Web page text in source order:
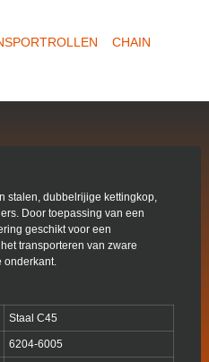
CHAIN
stalen, dubbelrijige kettingkop,
Door toepassing van een
geschikt voor een
transporteren van zware
onderkant.
Staal C45
6204-6005